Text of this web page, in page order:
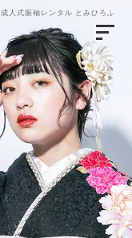
人式振袖レンタル とみひろふ